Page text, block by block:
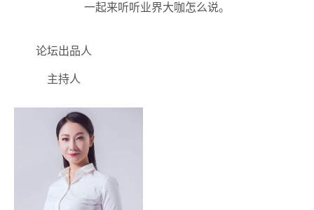
一起来听听业界大咖怎么说。
论坛出品人
主持人